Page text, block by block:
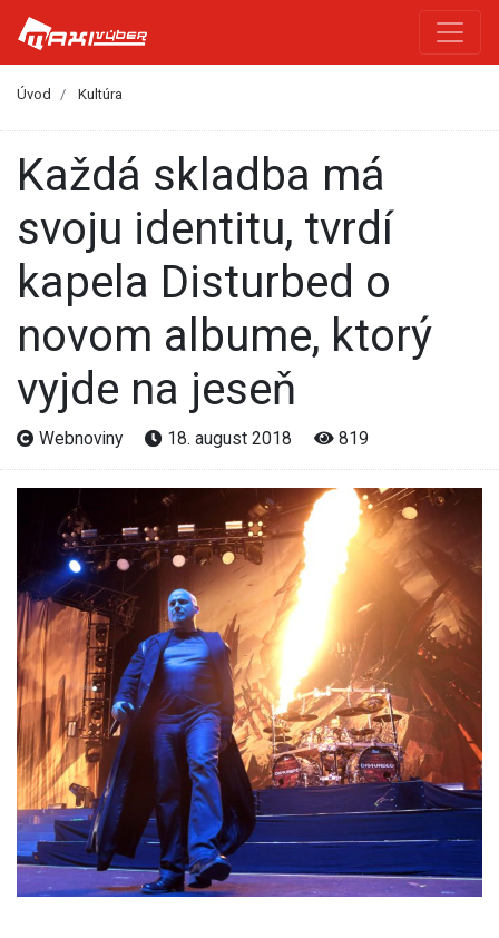
Úvod Kultúra
Každá skladba má
svoju identitu, tvrdí
kapela Disturbed o
novom albume, ktorý
vyjde na jeseň
Webnoviny 18. august 2018 819